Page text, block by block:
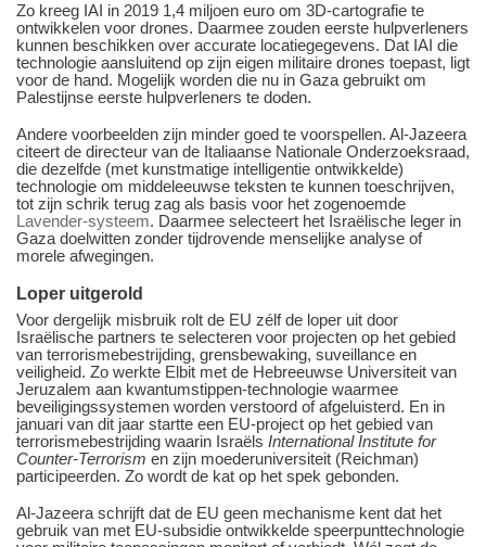
Zo kreeg IAI in 2019 1,4 miljoen euro om 3D-cartografie te
ontwikkelen voor drones. Daarmee zouden eerste hulpverleners
kunnen beschikken over accurate locatiegegevens. Dat IAI die
technologie aansluitend op zijn eigen militaire drones toepast, ligt
voor de hand. Mogelijk worden die nu in Gaza gebruikt om
Palestijnse eerste hulpverleners te doden.
Andere voorbeelden zijn minder goed te voorspellen. Al-Jazeera
citeert de directeur van de Italiaanse Nationale Onderzoeksraad,
die dezelfde (met kunstmatige intelligentie ontwikkelde)
technologie om middeleeuwse teksten te kunnen toeschrijven,
tot zijn schrik terug zag als basis voor het zogenoemde
Lavender-systeem. Daarmee selecteert het Israëlische leger in
Gaza doelwitten zonder tijdrovende menselijke analyse of
morele afwegingen.
Loper uitgerold
Voor dergelijk misbruik rolt de EU zélf de loper uit door
Israëlische partners te selecteren voor projecten op het gebied
van terrorismebestrijding, grensbewaking, suveillance en
veiligheid. Zo werkte Elbit met de Hebreeuwse Universiteit van
Jeruzalem aan kwantumstippen-technologie waarmee
beveiligingssystemen worden verstoord of afgeluisterd. En in
januari van dit jaar startte een EU-project op het gebied van
terrorismebestrijding waarin Israëls International Institute for
Counter-Terrorism en zijn moederuniversiteit (Reichman)
participeerden. Zo wordt de kat op het spek gebonden.
Al-Jazeera schrijft dat de EU geen mechanisme kent dat het
gebruik van met EU-subsidie ontwikkelde speerpunttechnologie